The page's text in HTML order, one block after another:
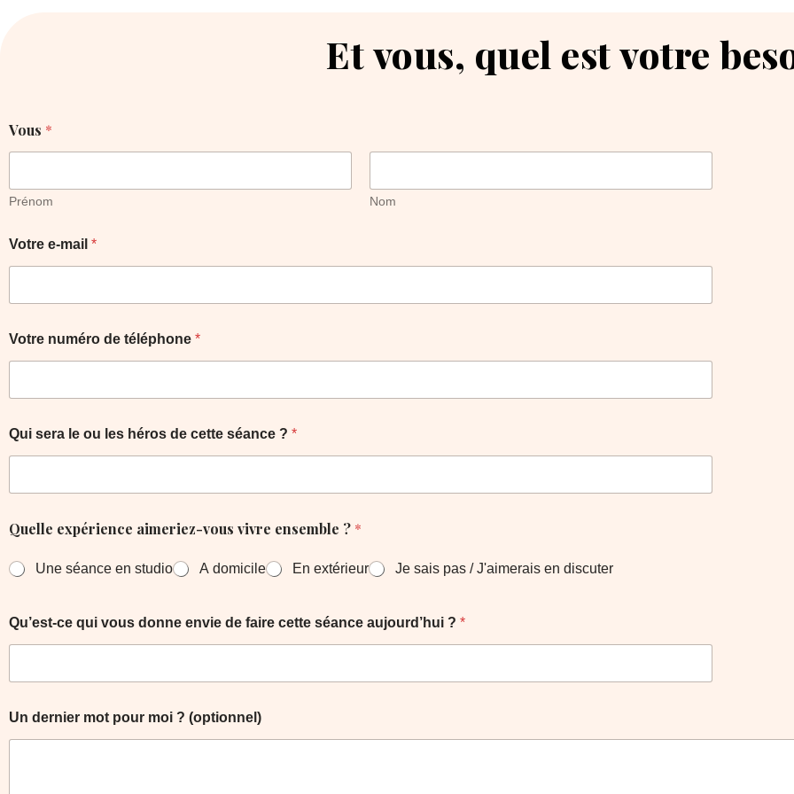
Et vous, quel est votre
Vous *
Prénom Nom
Votre e-mail *
Votre numéro de téléphone *
Qui sera le ou les héros de cette séance ? *
Quelle expérience aimeriez-vous vivre ensemble ? *
Une séance en studio A domicile En extérieur Je sais pas / J'aimerais en discuter
Qu’est-ce qui vous donne envie de faire cette séance aujourd’hui ? *
Un dernier mot pour moi ? (optionnel)